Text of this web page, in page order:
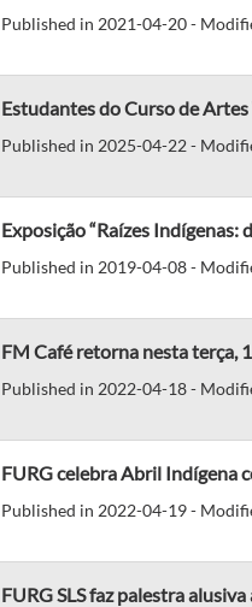
Published in 2021-04-20 -
Estudantes do Curso de
Published in 2025-04-22 -
Exposição “Raízes
Published in 2019-04-08 -
FM Café retorna nesta terça,
Published in 2022-04-18 -
FURG celebra Abril Indígena
Published in 2022-04-19 -
FURG SLS faz palestra